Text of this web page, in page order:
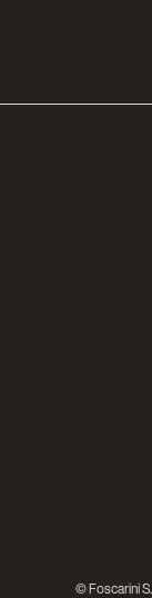
© Foscarini